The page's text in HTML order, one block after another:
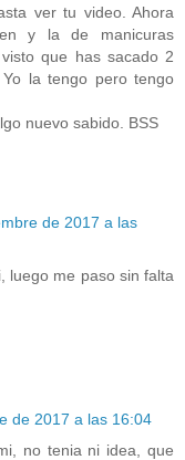
ver tu video. Ahora
y la de manicuras
que has sacado 2
la tengo pero tengo
nuevo sabido. BSS
de 2017 a las
luego me paso sin falta
de 2017 a las 16:04
no tenia ni idea, que